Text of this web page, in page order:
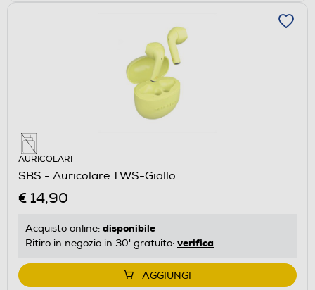
AURICOLARI
SBS - Auricolare TWS-Giallo
€ 14,90
Acquisto online: disponibile
Ritiro in negozio in 30' gratuito: verifica
AGGIUNGI